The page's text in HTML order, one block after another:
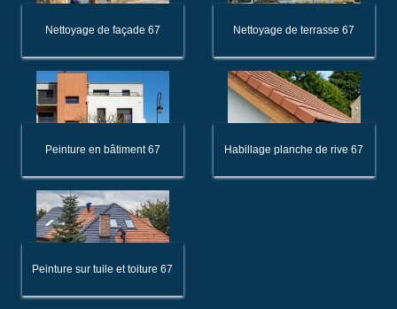
Nettoyage de façade 67 Nettoyage de terrasse 67
Peinture en bâtiment 67 Habillage planche de rive 67
Peinture sur tuile et toiture 67